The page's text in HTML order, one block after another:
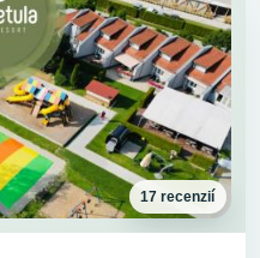
17 recenzií